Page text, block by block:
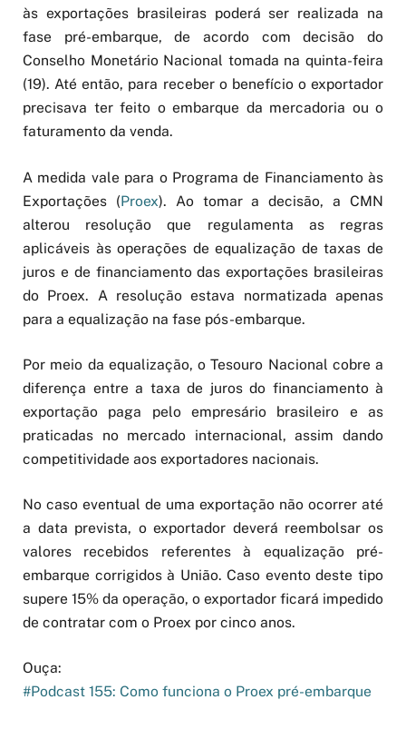
às exportações brasileiras poderá ser realizada na
fase pré-embarque, de acordo com decisão do
Conselho Monetário Nacional tomada na quinta-feira
(19). Até então, para receber o benefício o exportador
precisava ter feito o embarque da mercadoria ou o
faturamento da venda.
A medida vale para o Programa de Financiamento às
Exportações (Proex). Ao tomar a decisão, a CMN
alterou resolução que regulamenta as regras
aplicáveis às operações de equalização de taxas de
juros e de financiamento das exportações brasileiras
do Proex. A resolução estava normatizada apenas
para a equalização na fase pós-embarque.
Por meio da equalização, o Tesouro Nacional cobre a
diferença entre a taxa de juros do financiamento à
exportação paga pelo empresário brasileiro e as
praticadas no mercado internacional, assim dando
competitividade aos exportadores nacionais.
No caso eventual de uma exportação não ocorrer até
a data prevista, o exportador deverá reembolsar os
valores recebidos referentes à equalização pré-
embarque corrigidos à União. Caso evento deste tipo
supere 15% da operação, o exportador ficará impedido
de contratar com o Proex por cinco anos.
Ouça:
#Podcast 155: Como funciona o Proex pré-embarque